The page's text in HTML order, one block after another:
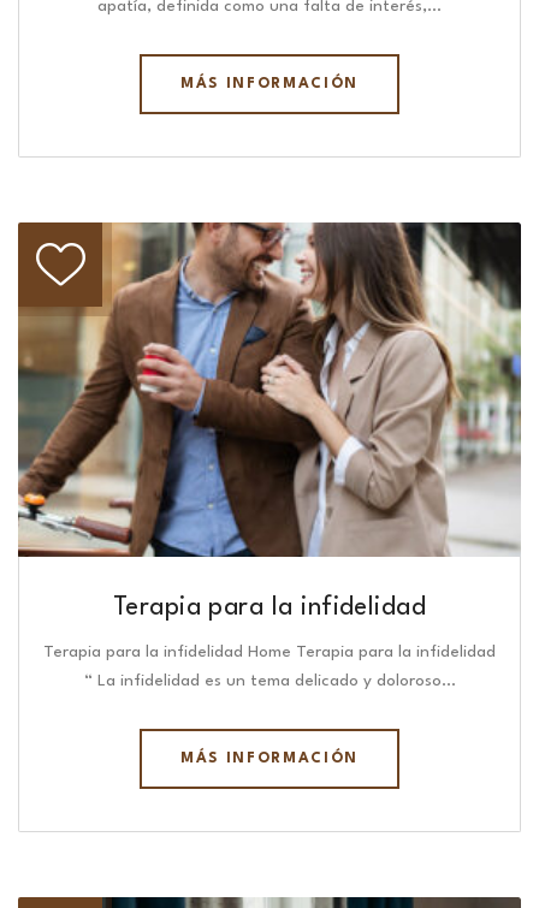
apatía, definida como una falta de interés,…
MÁS INFORMACIÓN
Terapia para la infidelidad
Terapia para la infidelidad Home Terapia para la infidelidad
“ La infidelidad es un tema delicado y doloroso…
MÁS INFORMACIÓN